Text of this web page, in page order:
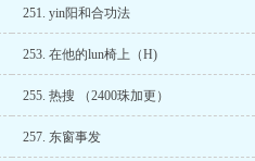
251. yin阳和合功法
253. 在他的lun椅上（H)
255. 热搜 （2400珠加更）
257. 东窗事发